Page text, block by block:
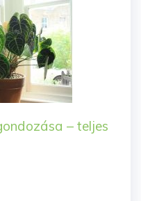
– teljes